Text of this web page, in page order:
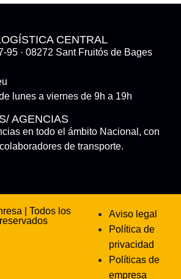
CENTRAL
95 · 08272 Sant Fruitós de Bages
lunes a viernes de 9h a 19h
AGENCIAS
en todo el ámbito Nacional, con
de transporte.
| Todos los
Aviso legal
Política de
privacidad
Políticas de
empresa